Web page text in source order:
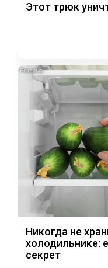
Этот трюк
Никогда не
холодильнике:
секрет